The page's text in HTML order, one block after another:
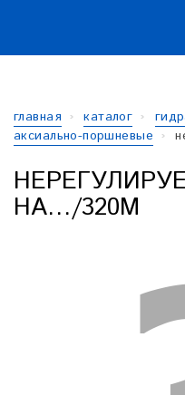
главная каталог
аксиально-поршневые
НА…/320М